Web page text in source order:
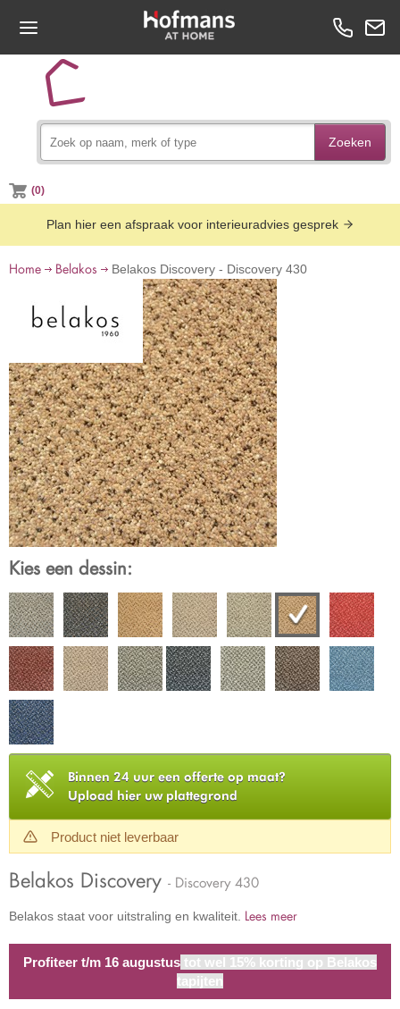
Zoeken
(0)
Plan hier een afspraak voor interieuradvies gesprek
Home Belakos Belakos Discovery - Discovery 430
Kies een dessin:
Binnen 24 uur een offerte op maat?
Upload hier uw plattegrond
Product niet leverbaar
Belakos Discovery - Discovery 430
Belakos staat voor uitstraling en kwaliteit. Lees meer
Profiteer t/m 16 augustus tot wel 15% korting op Belakos
tapijten